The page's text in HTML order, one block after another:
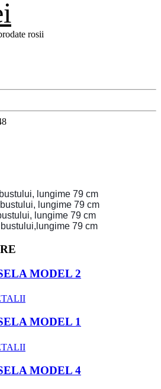
rosii
lungime 79 cm
lungime 79 cm
lungime 79 cm
79 cm
MODEL 2
MODEL 1
MODEL 4